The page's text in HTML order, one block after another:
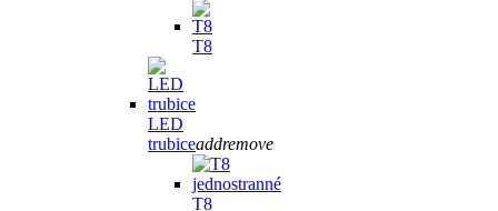
T8
LED
trubiceaddremove
T8